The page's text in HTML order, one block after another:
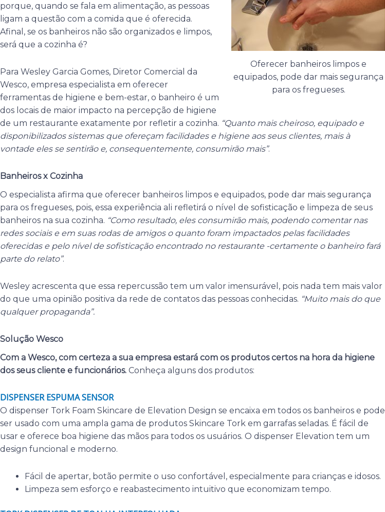
Oferecer banheiros limpos e
equipados, pode dar mais segurança
para os fregueses.
porque, quando se fala em alimentação, as pessoas
ligam a questão com a comida que é oferecida.
Afinal, se os banheiros não são organizados e limpos,
será que a cozinha é?
Para Wesley Garcia Gomes, Diretor Comercial da
Wesco, empresa especialista em oferecer
ferramentas de higiene e bem-estar, o banheiro é um
dos locais de maior impacto na percepção de higiene
de um restaurante exatamente por refletir a cozinha. “Quanto mais cheiroso, equipado e
disponibilizados sistemas que ofereçam facilidades e higiene aos seus clientes, mais à
vontade eles se sentirão e, consequentemente, consumirão mais”.
Banheiros x Cozinha
O especialista afirma que oferecer banheiros limpos e equipados, pode dar mais segurança
para os fregueses, pois, essa experiência ali refletirá o nível de sofisticação e limpeza de seus
banheiros na sua cozinha. “Como resultado, eles consumirão mais, podendo comentar nas
redes sociais e em suas rodas de amigos o quanto foram impactados pelas facilidades
oferecidas e pelo nível de sofisticação encontrado no restaurante -certamente o banheiro fará
parte do relato”.
Wesley acrescenta que essa repercussão tem um valor imensurável, pois nada tem mais valor
do que uma opinião positiva da rede de contatos das pessoas conhecidas. “Muito mais do que
qualquer propaganda”.
Solução Wesco
Com a Wesco, com certeza a sua empresa estará com os produtos certos na hora da higiene
dos seus cliente e funcionários. Conheça alguns dos produtos:
DISPENSER ESPUMA SENSOR
O dispenser Tork Foam Skincare de Elevation Design se encaixa em todos os banheiros e pode
ser usado com uma ampla gama de produtos Skincare Tork em garrafas seladas. É fácil de
usar e oferece boa higiene das mãos para todos os usuários. O dispenser Elevation tem um
design funcional e moderno.
Fácil de apertar, botão permite o uso confortável, especialmente para crianças e idosos.
Limpeza sem esforço e reabastecimento intuitivo que economizam tempo.